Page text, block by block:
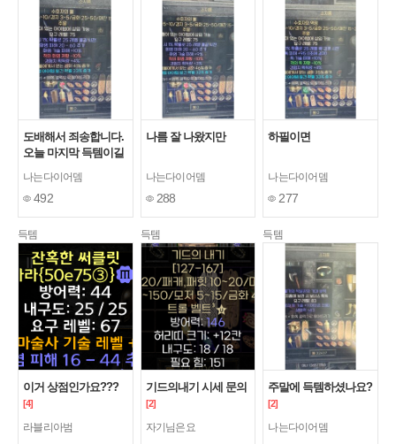
도배해서 죄송합니다.
오늘 마지막 득템이길
나는다이어뎀
492
나름 잘 나왔지만
나는다이어뎀
288
하필이면
나는다이어뎀
277
득템
이거 상점인가요???
[4]
라블리아범
득템
기드의내기 시세 문의
[2]
자기님은요
득템
주말에 득템하셨나요?
[2]
나는다이어뎀